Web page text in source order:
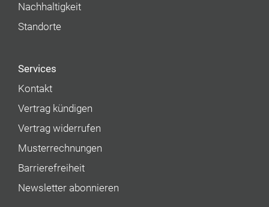
Nachhaltigkeit
Standorte
Services
Kontakt
Vertrag kündigen
Vertrag widerrufen
Musterrechnungen
Barrierefreiheit
Newsletter abonnieren